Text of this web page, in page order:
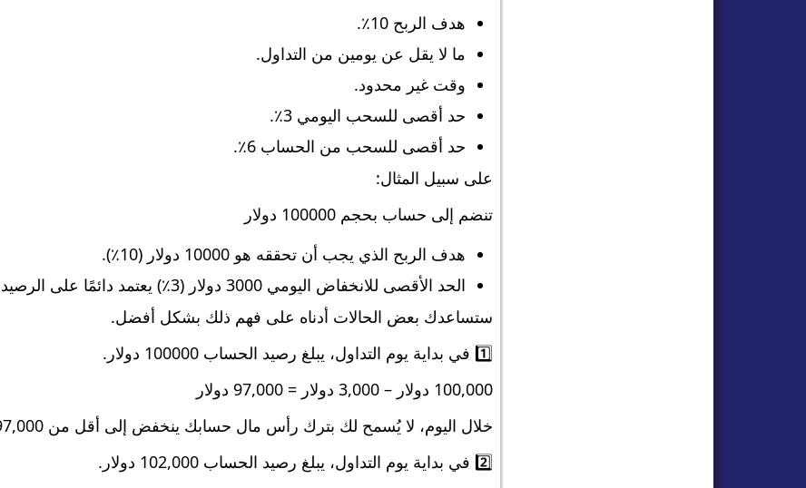
هدف الربح 10٪.
ما لا يقل عن يومين من التداول.
وقت غير محدود.
حد أقصى للسحب اليومي 3٪.
حد أقصى للسحب من الحساب 6٪.
على سبيل المثال:
تنضم إلى حساب بحجم 100000 دولار
هدف الربح الذي يجب أن تحققه هو 10000 دولار (10٪).
الحد الأقصى للانخفاض اليومي 3000 دولار (3٪) يعتمد دائمًا على الرصيد.
ستساعدك بعض الحالات أدناه على فهم ذلك بشكل أفضل.
1️⃣ في بداية يوم التداول، يبلغ رصيد الحساب 100000 دولار.
100,000 دولار – 3,000 دولار = 97,000 دولار
خلال اليوم، لا يُسمح لك بترك رأس مال حسابك ينخفض إلى أقل من 97,000 دولار، وإلا سيؤدي ذلك إلى انتهاك.
2️⃣ في بداية يوم التداول، يبلغ رصيد الحساب 102,000 دولار.